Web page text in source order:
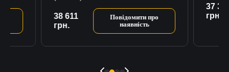
38 611
грн.
Повідомити про
наявність
37
грн.